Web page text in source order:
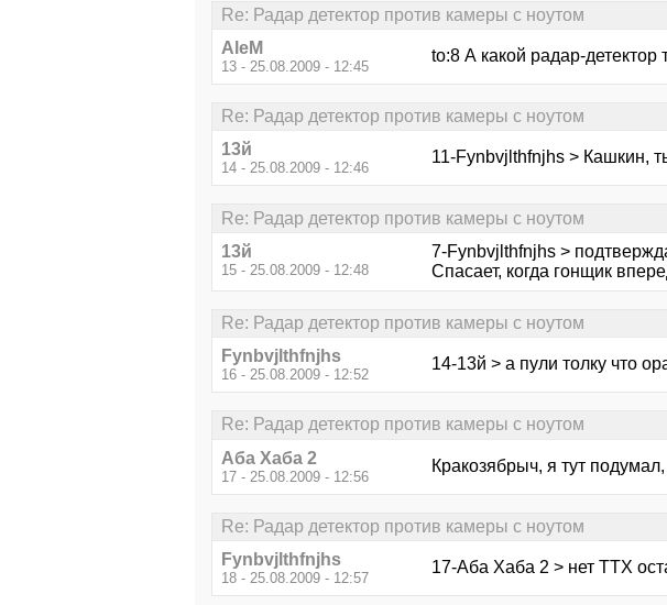
Re: Радар детектор против камеры с ноутом
AleM
13 - 25.08.2009 - 12:45
to:8 А какой радар-детектор
Re: Радар детектор против камеры с ноутом
13й
14 - 25.08.2009 - 12:46
11-Fynbvjlthfnjhs > Кашкин,
Re: Радар детектор против камеры с ноутом
13й
15 - 25.08.2009 - 12:48
7-Fynbvjlthfnjhs >
Спасает, когда гонщик
Re: Радар детектор против камеры с ноутом
Fynbvjlthfnjhs
16 - 25.08.2009 - 12:52
14-13й > а пули толку что
Re: Радар детектор против камеры с ноутом
Аба Хаба 2
17 - 25.08.2009 - 12:56
Кракозябрыч, я тут
Re: Радар детектор против камеры с ноутом
Fynbvjlthfnjhs
18 - 25.08.2009 - 12:57
17-Аба Хаба 2 > нет ТТХ